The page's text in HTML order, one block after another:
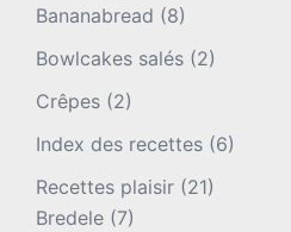
Bananabread (8)
Bowlcakes salés (2)
Crêpes (2)
Index des recettes (6)
Recettes plaisir (21)
Bredele (7)